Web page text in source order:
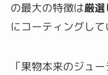
の最大の特徴は厳
にコーティングして
「果物本来のジュ